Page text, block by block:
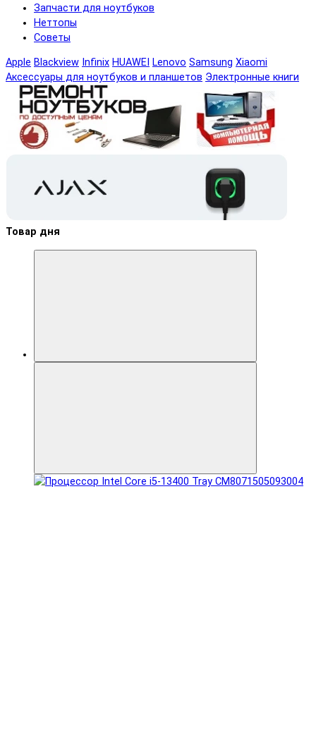
Запчасти для ноутбуков
Неттопы
Советы
Apple Blackview Infinix HUAWEI Lenovo Samsung Xiaomi
Аксессуары для ноутбуков и планшетов Электронные книги
Товар дня